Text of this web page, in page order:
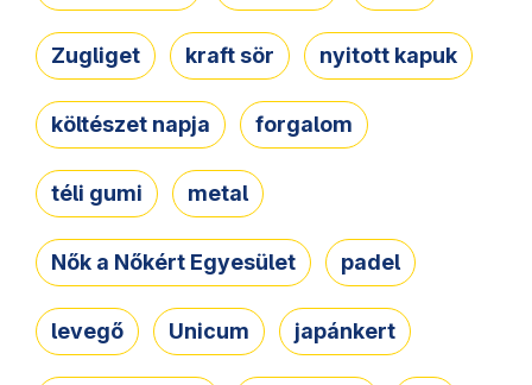
Zugliget kraft sör nyitott kapuk
költészet napja forgalom
téli gumi metal
Nők a Nőkért Egyesület padel
levegő Unicum japánkert